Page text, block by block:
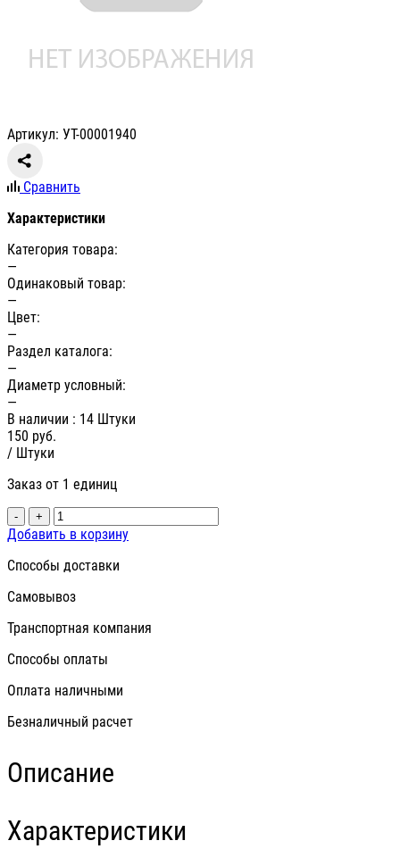
Артикул: УТ-00001940
Сравнить
Характеристики
Категория товара:
—
Одинаковый товар:
—
Цвет:
—
Раздел каталога:
—
Диаметр условный:
—
В наличии : 14 Штуки
150 руб.
/ Штуки
Заказ от 1 единиц
- +
Добавить в корзину
Способы доставки
Самовывоз
Транспортная компания
Способы оплаты
Оплата наличными
Безналичный расчет
Описание
Характеристики